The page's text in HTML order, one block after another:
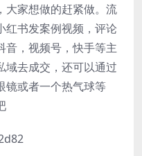
大家想做的赶紧做。流
红书发案例视频，评论
音，视频号，快手等主
域去成交，还可以通过
镜或者一个热气球等